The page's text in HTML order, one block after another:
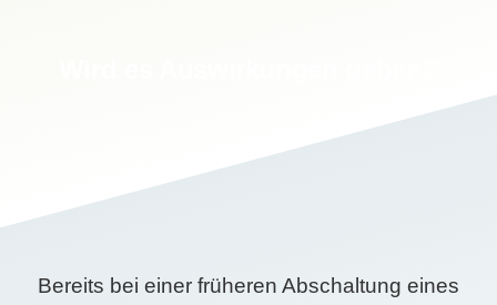
Bereits bei einer früheren Abschaltung eines